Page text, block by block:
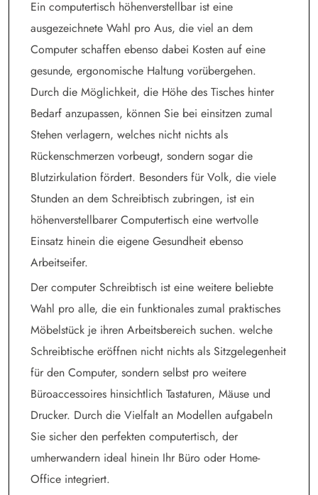
Ein computertisch höhenverstellbar ist eine
ausgezeichnete Wahl pro Aus, die viel an dem
Computer schaffen ebenso dabei Kosten auf eine
gesunde, ergonomische Haltung vorübergehen.
Durch die Möglichkeit, die Höhe des Tisches hinter
Bedarf anzupassen, können Sie bei einsitzen zumal
Stehen verlagern, welches nicht nichts als
Rückenschmerzen vorbeugt, sondern sogar die
Blutzirkulation fördert. Besonders für Volk, die viele
Stunden an dem Schreibtisch zubringen, ist ein
höhenverstellbarer Computertisch eine wertvolle
Einsatz hinein die eigene Gesundheit ebenso
Arbeitseifer.
Der computer Schreibtisch ist eine weitere beliebte
Wahl pro alle, die ein funktionales zumal praktisches
Möbelstück je ihren Arbeitsbereich suchen. welche
Schreibtische eröffnen nicht nichts als Sitzgelegenheit
für den Computer, sondern selbst pro weitere
Büroaccessoires hinsichtlich Tastaturen, Mäuse und
Drucker. Durch die Vielfalt an Modellen aufgabeln
Sie sicher den perfekten computertisch, der
umherwandern ideal hinein Ihr Büro oder Home-
Office integriert.